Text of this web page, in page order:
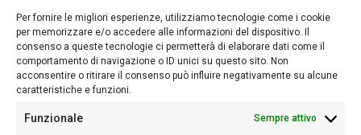
Per fornire le migliori esperienze, utilizziamo tecnologie come i cookie
per memorizzare e/o accedere alle informazioni del dispositivo. Il
consenso a queste tecnologie ci permetterà di elaborare dati come il
comportamento di navigazione o ID unici su questo sito. Non
acconsentire o ritirare il consenso può influire negativamente su alcune
caratteristiche e funzioni.
Funzionale Sempre attivo
lettori su quanto accade in Sardegna, con un occhio rivolto al
nostro passato e, soprattutto, al nostro futuro
Follow Us